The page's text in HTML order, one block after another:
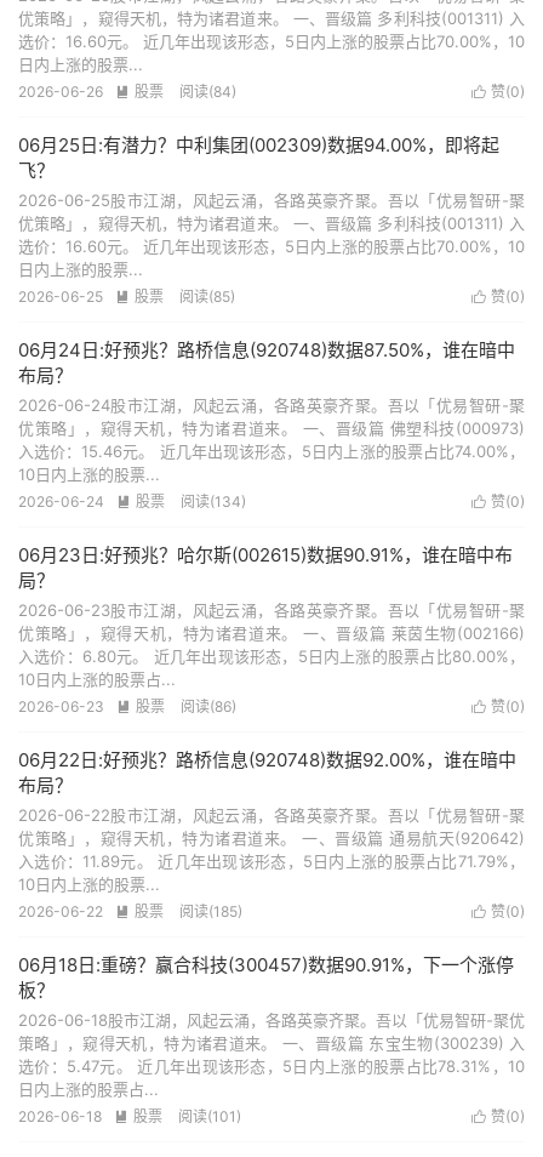
优策略」，窥得天机，特为诸君道来。 一、晋级篇 多利科技(001311) 入
选价：16.60元。 近几年出现该形态，5日内上涨的股票占比70.00%，10
日内上涨的股票...
 赞(0)
2026-06-26  股票 阅读(84)
06月25日:有潜力？中利集团(002309)数据94.00%，即将起
飞？
2026-06-25股市江湖，风起云涌，各路英豪齐聚。吾以「优易智研-聚
优策略」，窥得天机，特为诸君道来。 一、晋级篇 多利科技(001311) 入
选价：16.60元。 近几年出现该形态，5日内上涨的股票占比70.00%，10
日内上涨的股票...
 赞(0)
2026-06-25  股票 阅读(85)
06月24日:好预兆？路桥信息(920748)数据87.50%，谁在暗中
布局？
2026-06-24股市江湖，风起云涌，各路英豪齐聚。吾以「优易智研-聚
优策略」，窥得天机，特为诸君道来。 一、晋级篇 佛塑科技(000973)
入选价：15.46元。 近几年出现该形态，5日内上涨的股票占比74.00%，
10日内上涨的股票...
 赞(0)
2026-06-24  股票 阅读(134)
06月23日:好预兆？哈尔斯(002615)数据90.91%，谁在暗中布
局？
2026-06-23股市江湖，风起云涌，各路英豪齐聚。吾以「优易智研-聚
优策略」，窥得天机，特为诸君道来。 一、晋级篇 莱茵生物(002166)
入选价：6.80元。 近几年出现该形态，5日内上涨的股票占比80.00%，
10日内上涨的股票占...
 赞(0)
2026-06-23  股票 阅读(86)
06月22日:好预兆？路桥信息(920748)数据92.00%，谁在暗中
布局？
2026-06-22股市江湖，风起云涌，各路英豪齐聚。吾以「优易智研-聚
优策略」，窥得天机，特为诸君道来。 一、晋级篇 通易航天(920642)
入选价：11.89元。 近几年出现该形态，5日内上涨的股票占比71.79%，
10日内上涨的股票...
 赞(0)
2026-06-22  股票 阅读(185)
06月18日:重磅？赢合科技(300457)数据90.91%，下一个涨停
板？
2026-06-18股市江湖，风起云涌，各路英豪齐聚。吾以「优易智研-聚优
策略」，窥得天机，特为诸君道来。 一、晋级篇 东宝生物(300239) 入
选价：5.47元。 近几年出现该形态，5日内上涨的股票占比78.31%，10
日内上涨的股票占...
 赞(0)
2026-06-18  股票 阅读(101)